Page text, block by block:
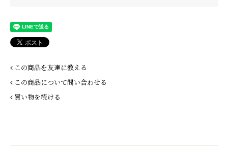
この商品を友達に教える
この商品について問い合わせる
買い物を続ける